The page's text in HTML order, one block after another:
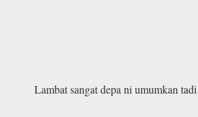
Lambat sangat depa ni umumkan